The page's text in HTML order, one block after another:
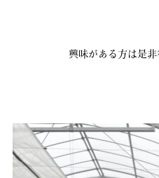
興味がある方は是